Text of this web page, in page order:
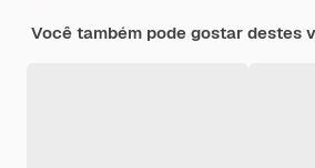
Você também pode gostar destes